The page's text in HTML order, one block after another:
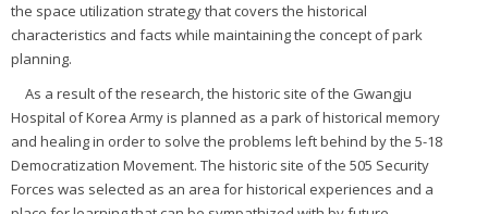
the space utilization strategy that covers the historical
characteristics and facts while maintaining the concept of park
planning.
As a result of the research, the historic site of the Gwangju
Hospital of Korea Army is planned as a park of historical memory
and healing in order to solve the problems left behind by the 5-18
Democratization Movement. The historic site of the 505 Security
Forces was selected as an area for historical experiences and a